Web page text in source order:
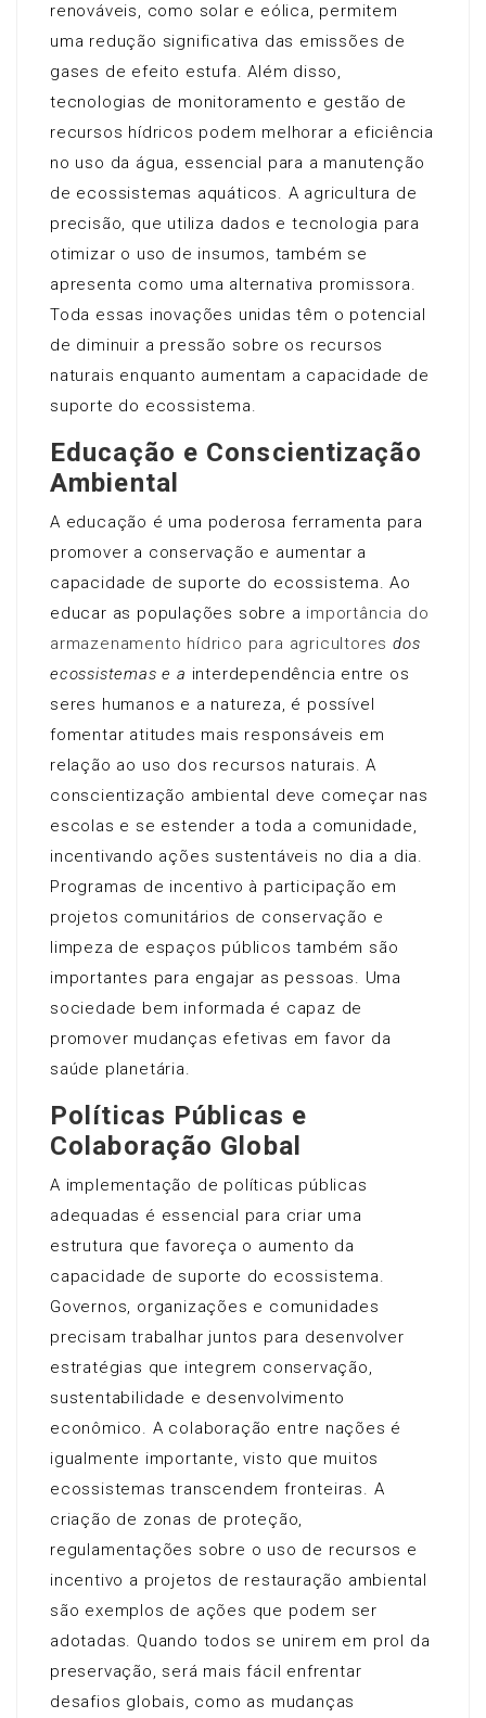
renováveis, como solar e eólica, permitem
uma redução significativa das emissões de
gases de efeito estufa. Além disso,
tecnologias de monitoramento e gestão de
recursos hídricos podem melhorar a eficiência
no uso da água, essencial para a manutenção
de ecossistemas aquáticos. A agricultura de
precisão, que utiliza dados e tecnologia para
otimizar o uso de insumos, também se
apresenta como uma alternativa promissora.
Toda essas inovações unidas têm o potencial
de diminuir a pressão sobre os recursos
naturais enquanto aumentam a capacidade de
suporte do ecossistema.
Educação e Conscientização
Ambiental
A educação é uma poderosa ferramenta para
promover a conservação e aumentar a
capacidade de suporte do ecossistema. Ao
educar as populações sobre a importância do
armazenamento hídrico para agricultores dos
ecossistemas e a interdependência entre os
seres humanos e a natureza, é possível
fomentar atitudes mais responsáveis em
relação ao uso dos recursos naturais. A
conscientização ambiental deve começar nas
escolas e se estender a toda a comunidade,
incentivando ações sustentáveis no dia a dia.
Programas de incentivo à participação em
projetos comunitários de conservação e
limpeza de espaços públicos também são
importantes para engajar as pessoas. Uma
sociedade bem informada é capaz de
promover mudanças efetivas em favor da
saúde planetária.
Políticas Públicas e
Colaboração Global
A implementação de políticas públicas
adequadas é essencial para criar uma
estrutura que favoreça o aumento da
capacidade de suporte do ecossistema.
Governos, organizações e comunidades
precisam trabalhar juntos para desenvolver
estratégias que integrem conservação,
sustentabilidade e desenvolvimento
econômico. A colaboração entre nações é
igualmente importante, visto que muitos
ecossistemas transcendem fronteiras. A
criação de zonas de proteção,
regulamentações sobre o uso de recursos e
incentivo a projetos de restauração ambiental
são exemplos de ações que podem ser
adotadas. Quando todos se unirem em prol da
preservação, será mais fácil enfrentar
desafios globais, como as mudanças